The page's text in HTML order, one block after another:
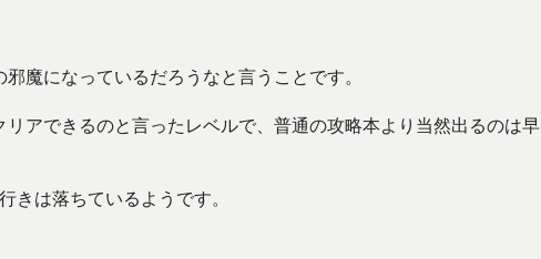
魔になっているだろうなと言うことです。
アできるのと言ったレベルで、普通の攻略本より当然出るのは早
は落ちているようです。